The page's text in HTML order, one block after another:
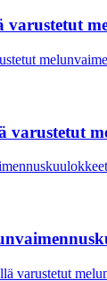
varustetut